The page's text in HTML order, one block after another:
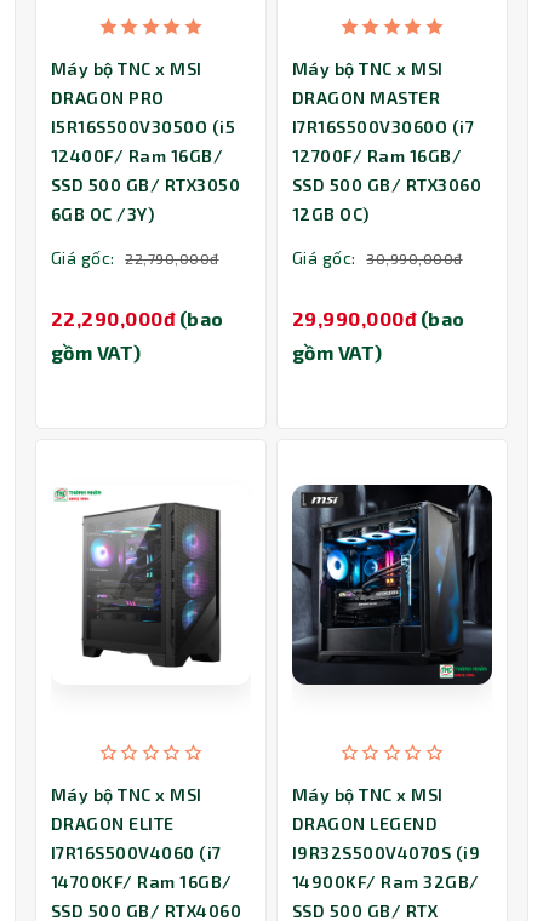
Máy bộ TNC x MSI
DRAGON PRO
I5R16S500V3050O (i5
12400F/ Ram 16GB/
SSD 500 GB/ RTX3050
6GB OC /3Y)
Giá gốc: 22,790,000đ
22,290,000đ (bao
gồm VAT)
Máy bộ TNC x MSI
DRAGON MASTER
I7R16S500V3060O (i7
12700F/ Ram 16GB/
SSD 500 GB/ RTX3060
12GB OC)
Giá gốc: 30,990,000đ
29,990,000đ (bao
gồm VAT)
Máy bộ TNC x MSI
DRAGON ELITE
I7R16S500V4060 (i7
14700KF/ Ram 16GB/
SSD 500 GB/ RTX4060
Máy bộ TNC x MSI
DRAGON LEGEND
I9R32S500V4070S (i9
14900KF/ Ram 32GB/
SSD 500 GB/ RTX